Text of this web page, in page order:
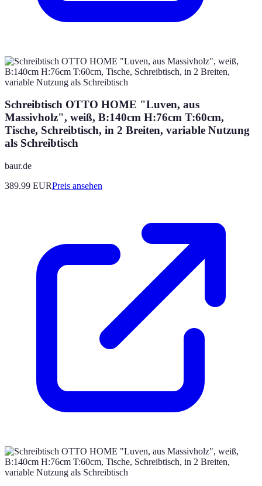
Schreibtisch OTTO HOME "Luven, aus
Massivholz", weiß, B:140cm H:76cm T:60cm,
Tische, Schreibtisch, in 2 Breiten, variable Nutzung
als Schreibtisch
baur.de
389.99 EURPreis ansehen